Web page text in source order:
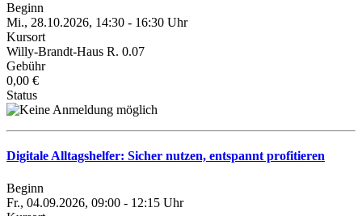
Beginn
Mi., 28.10.2026, 14:30 - 16:30 Uhr
Kursort
Willy-Brandt-Haus R. 0.07
Gebühr
0,00 €
Status
Digitale Alltagshelfer: Sicher nutzen, entspannt profitieren
Beginn
Fr., 04.09.2026, 09:00 - 12:15 Uhr